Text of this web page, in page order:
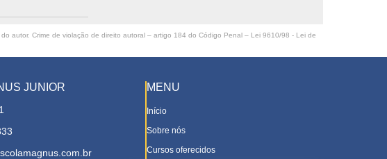
autor. Crime de violação de direito autoral – artigo 184 do Código Penal – Lei 9610/98 - Lei de
JUNIOR MENU
Início
Sobre nós
Cursos oferecidos